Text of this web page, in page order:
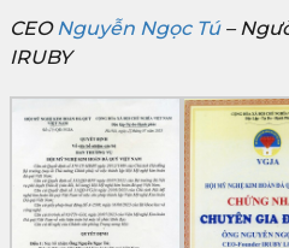
CEONguyễn Ngọc Tú–
IRUBY